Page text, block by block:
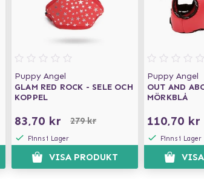
Puppy Angel
GLAM RED ROCK - SELE OCH
KOPPEL
83,70 kr 279 kr
Finns i Lager
VISA PRODUKT
Puppy Angel
OUT AND
MÖRKBLÅ
110,70 kr
Finns i Lager